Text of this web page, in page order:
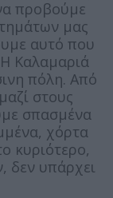
προβούμε
μας
αυτό που
Καλαμαριά
πόλη. Από
στους
σπασμένα
χόρτα
κυριότερο,
δεν υπάρχει